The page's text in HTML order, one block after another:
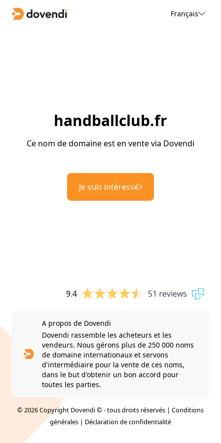
Français
handballclub.fr
Ce nom de domaine est en vente via Dovendi
Je suis intéressé
9.4 51 reviews
A propos de Dovendi
Dovendi rassemble les acheteurs et les
vendeurs. Nous gérons plus de 250 000 noms
de domaine internationaux et servons
d'intermédiaire pour la vente de ces noms,
dans le but d'obtenir un bon accord pour
toutes les parties.
© 2026 Copyright Dovendi © - tous droits réservés | Conditions
générales | Déclaration de confidentialité